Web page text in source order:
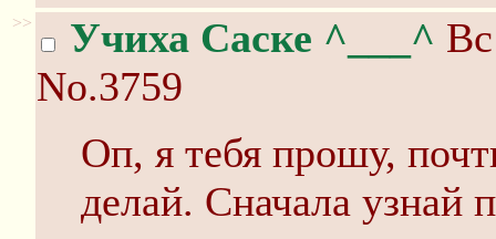
>> Учиха Саске ^___^
No.3759
Оп, я тебя прошу,
делай. Сначала узнай